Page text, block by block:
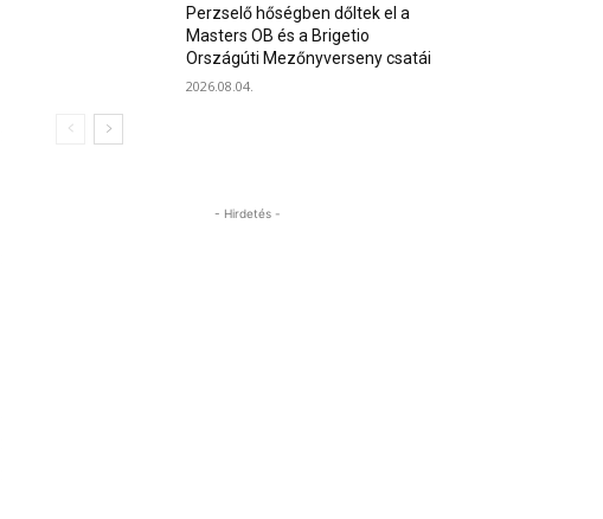
Perzselő hőségben dőltek el a
Masters OB és a Brigetio
Országúti Mezőnyverseny csatái
2026.08.04.
- Hirdetés -